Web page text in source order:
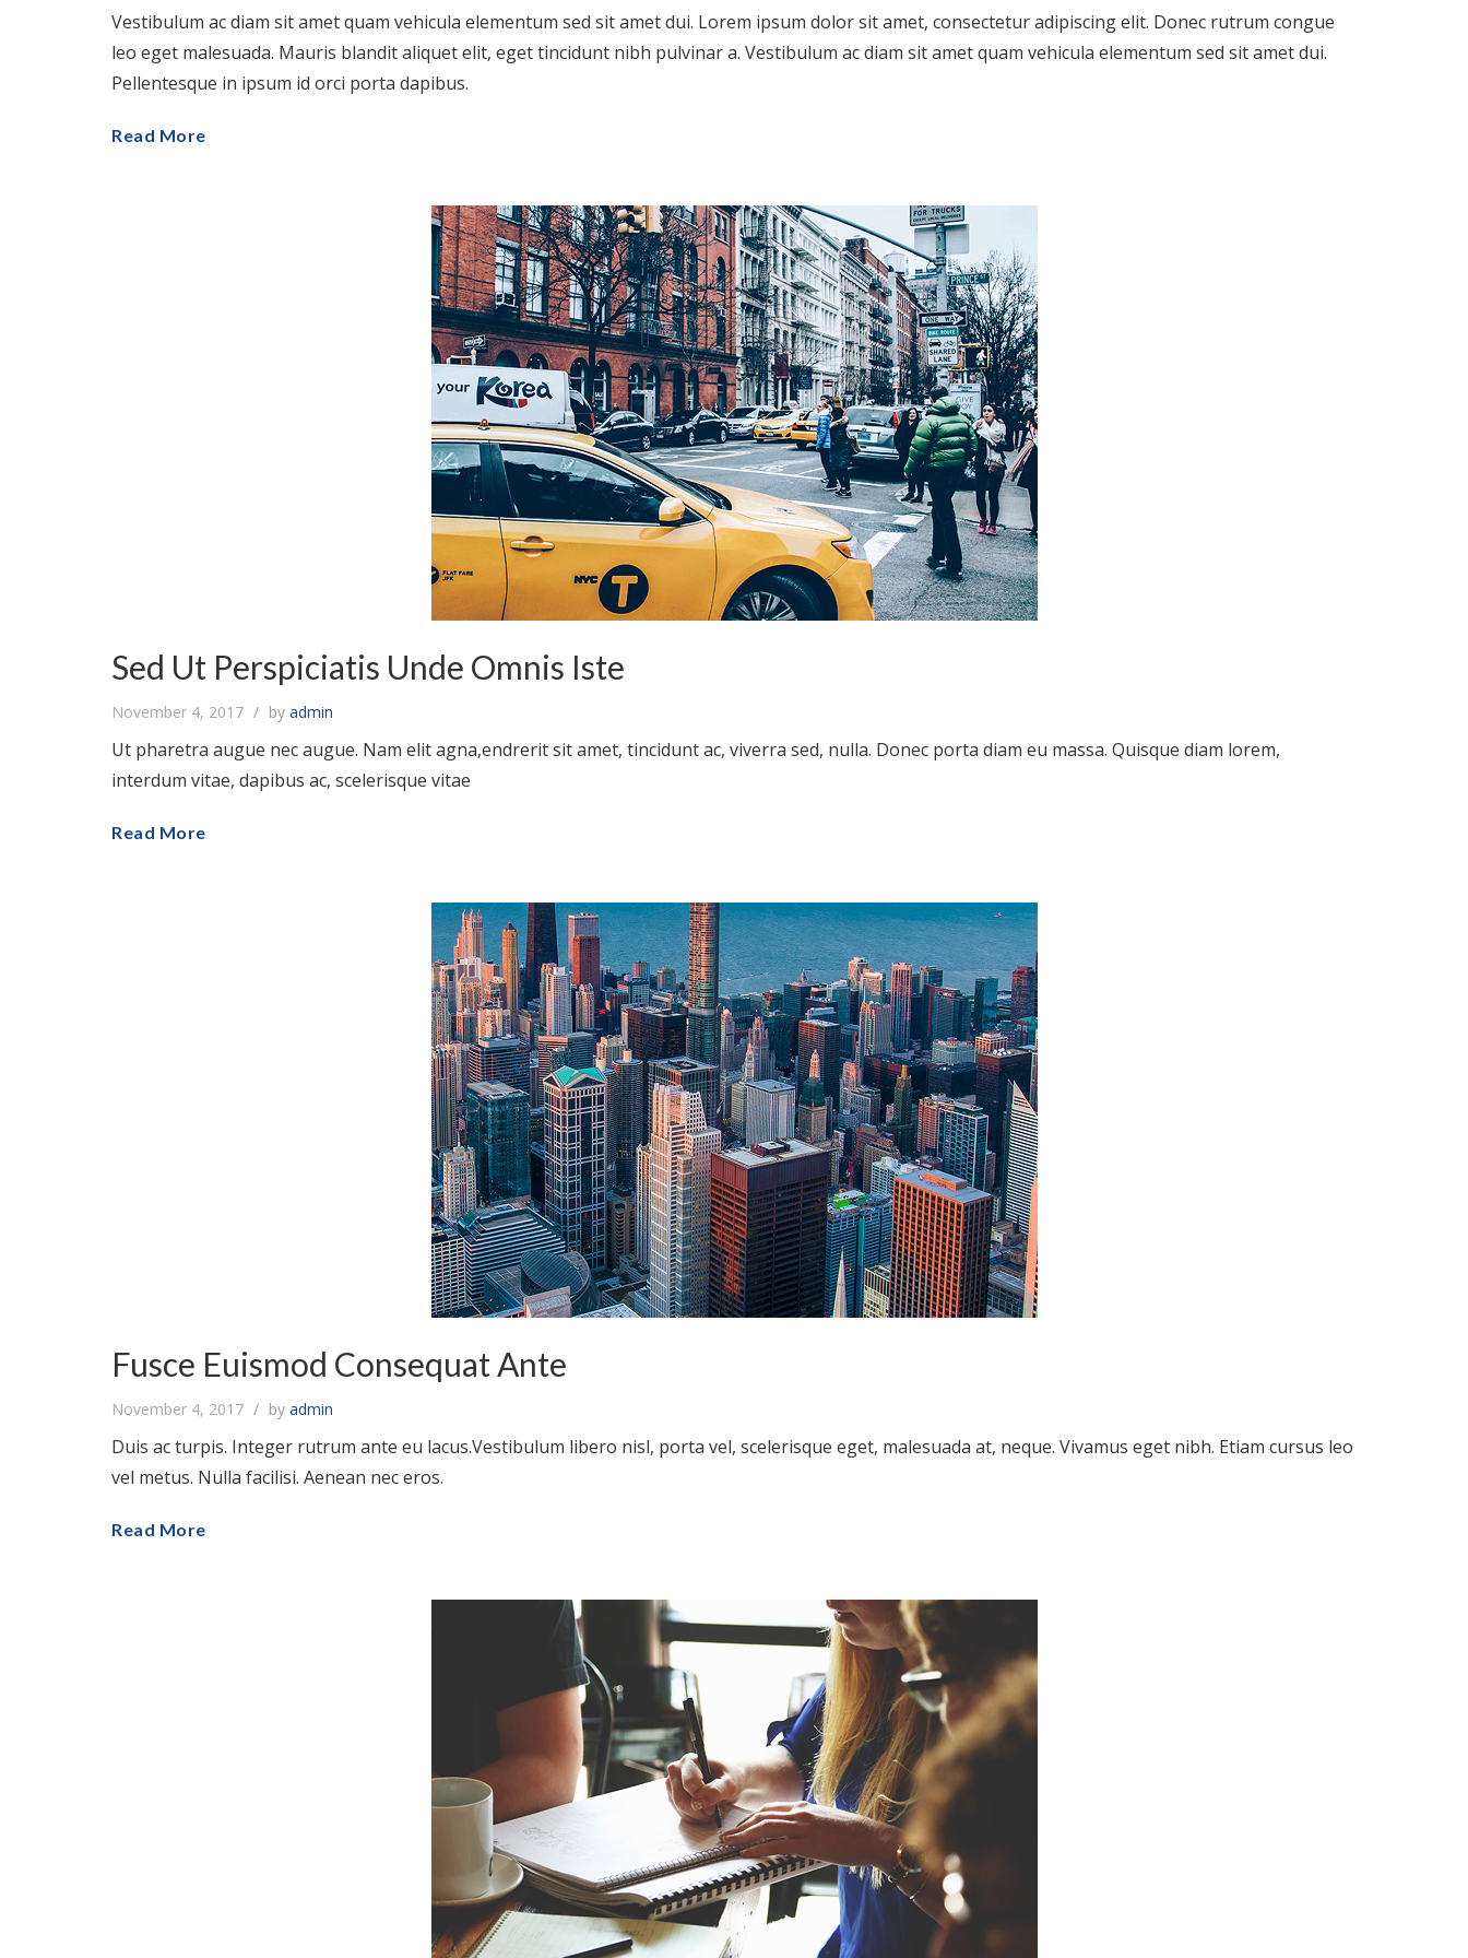
Vestibulum ac diam sit amet quam vehicula elementum sed sit amet dui. Lorem ipsum dolor sit amet, consectetur adipiscing elit. Donec rutrum congue
leo eget malesuada. Mauris blandit aliquet elit, eget tincidunt nibh pulvinar a. Vestibulum ac diam sit amet quam vehicula elementum sed sit amet dui.
Pellentesque in ipsum id orci porta dapibus.
Read More
Sed Ut Perspiciatis Unde Omnis Iste
November 4, 2017 by admin
Ut pharetra augue nec augue. Nam elit agna,endrerit sit amet, tincidunt ac, viverra sed, nulla. Donec porta diam eu massa. Quisque diam lorem,
interdum vitae, dapibus ac, scelerisque vitae
Read More
Fusce Euismod Consequat Ante
November 4, 2017 by admin
Duis ac turpis. Integer rutrum ante eu lacus.Vestibulum libero nisl, porta vel, scelerisque eget, malesuada at, neque. Vivamus eget nibh. Etiam cursus leo
vel metus. Nulla facilisi. Aenean nec eros.
Read More